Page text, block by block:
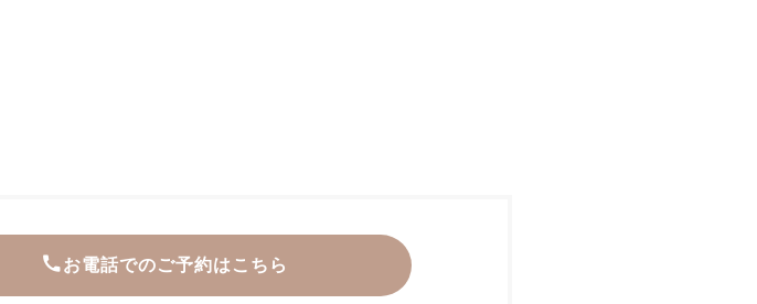
お電話でのご予約はこちら